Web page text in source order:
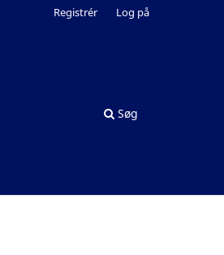
Søg
Registrér Log på